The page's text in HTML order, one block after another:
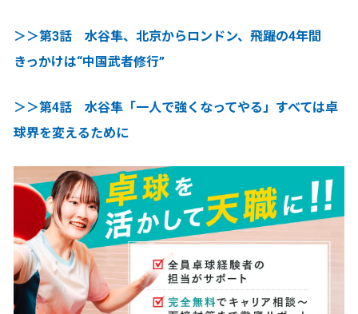
＞＞第3話 水谷隼、北京からロンドン、飛躍の4年間
きっかけは“中国武者修行”
＞＞第4話 水谷隼「一人で強くなってやる」すべては卓
球界を変えるために